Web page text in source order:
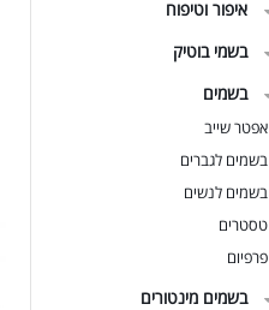
איפור וטיפוח
בשמי בוטיק
בשמים
אפטר שייב
בשמים לגברים
בשמים לנשים
טסטרים
פרפיום
בשמים מינטורים